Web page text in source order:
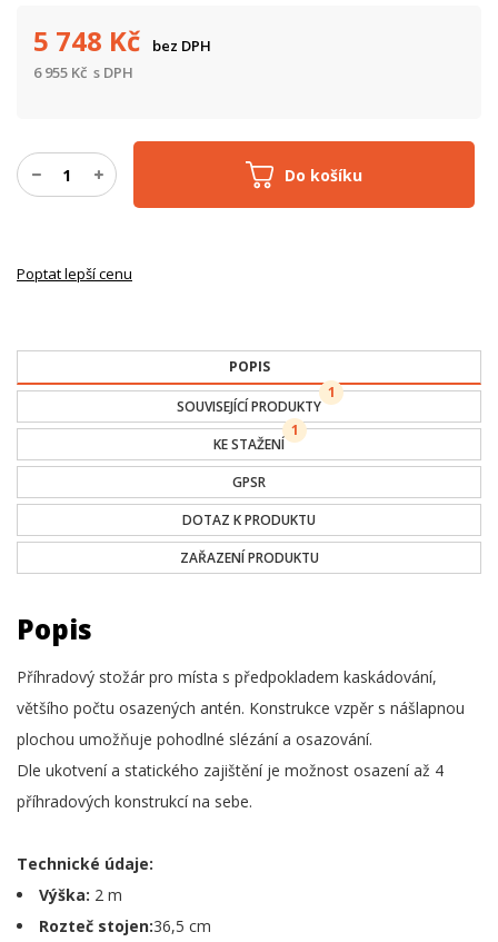
Do košíku
5 748 Kč
bez DPH
6 955 Kč s DPH
Poptat lepší cenu
POPIS
SOUVISEJÍCÍ PRODUKTY
1
KE STAŽENÍ
1
GPSR
DOTAZ K PRODUKTU
ZAŘAZENÍ PRODUKTU
Popis
Příhradový stožár pro místa s předpokladem kaskádování,
většího počtu osazených antén. Konstrukce vzpěr s nášlapnou
plochou umožňuje pohodlné slézání a osazování.
Dle ukotvení a statického zajištění je možnost osazení až 4
příhradových konstrukcí na sebe.
Technické údaje:
Výška: 2 m
Rozteč stojen:36,5 cm